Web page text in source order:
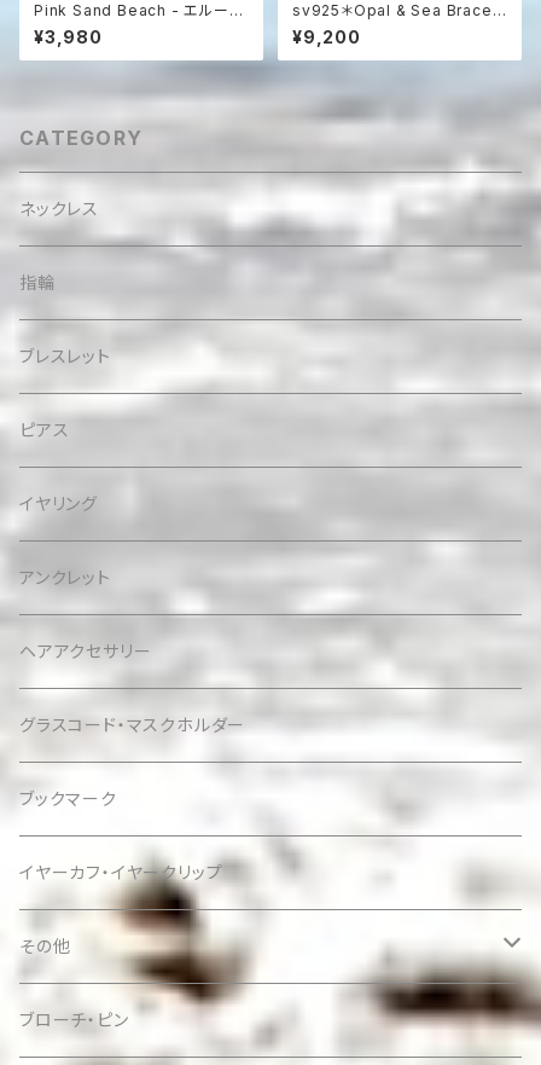
Pink Sand Beach - エルーセ
ラ島の贈り物 アマゾナイト＆シ
ェルブレスレット
¥3,980
sv925＊Opal & Sea Bracel
et プレシャスオパール＆アパタ
イト☆アジャスター
¥9,200
CATEGORY
ネックレス
指輪
ブレスレット
ピアス
イヤリング
アンクレット
ヘアアクセサリー
グラスコード・マスクホルダー
ブックマーク
イヤーカフ・イヤークリップ
その他
ケース
ブローチ・ピン